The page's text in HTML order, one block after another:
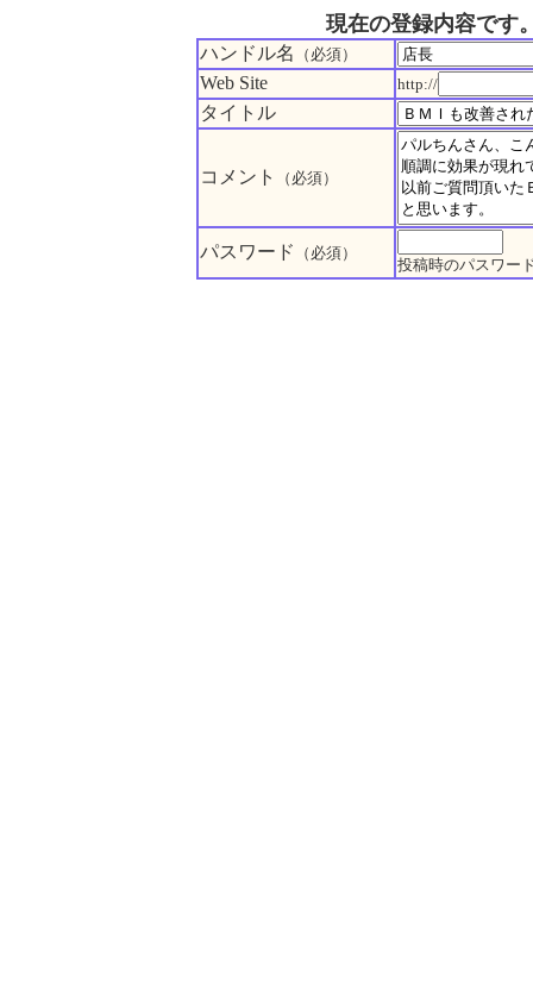
現在の登録内容です
ハンドル名 （必須）
Web Site http://
タイトル
コメント （必須）
パスワード （必須）
投稿時のパスワー